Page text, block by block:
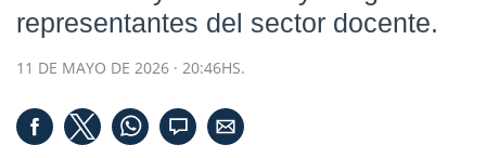
representantes del sector docente.
11 DE MAYO DE 2026 · 20:46HS.